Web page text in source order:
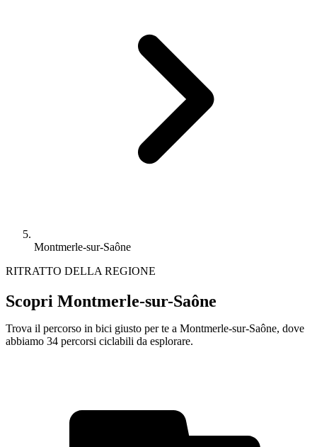
Montmerle-sur-Saône
RITRATTO DELLA REGIONE
Scopri Montmerle-sur-Saône
Trova il percorso in bici giusto per te a Montmerle-sur-Saône, dove
abbiamo 34 percorsi ciclabili da esplorare.